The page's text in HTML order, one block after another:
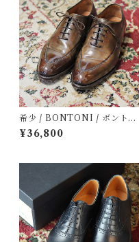
希少 / BONTONI / ボントー
ニ / パティーヌ / ホールカッ
ト / 中古 / 革靴 / 40 1/2
¥36,800